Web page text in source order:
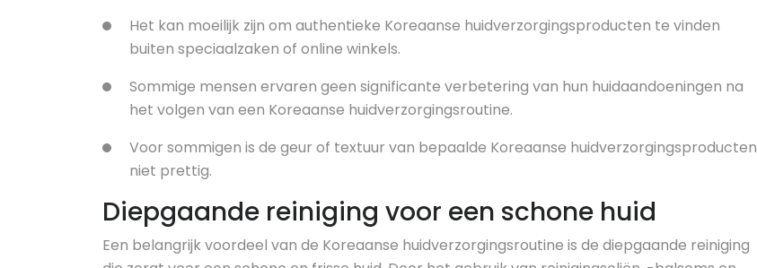
Het kan moeilijk zijn om authentieke Koreaanse huidverzorgingsproducten te vinden
buiten speciaalzaken of online winkels.
Sommige mensen ervaren geen significante verbetering van hun huidaandoeningen na
het volgen van een Koreaanse huidverzorgingsroutine.
Voor sommigen is de geur of textuur van bepaalde Koreaanse huidverzorgingsproducten
niet prettig.
Diepgaande reiniging voor een schone huid
Een belangrijk voordeel van de Koreaanse huidverzorgingsroutine is de diepgaande reiniging